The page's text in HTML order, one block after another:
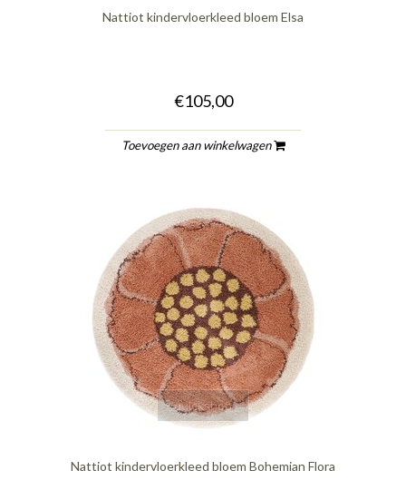
Nattiot kindervloerkleed bloem Elsa
€105,00
Toevoegen aan winkelwagen
quickshop
Nattiot kindervloerkleed bloem Bohemian Flora